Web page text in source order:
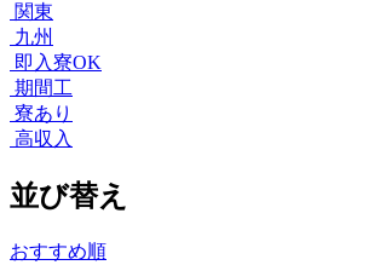
関東
九州
即入寮OK
期間工
寮あり
高収入
並び替え
おすすめ順